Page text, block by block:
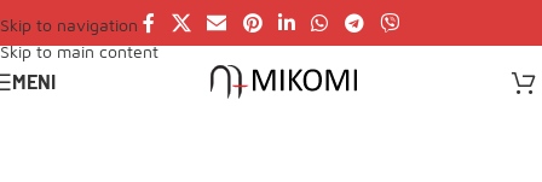
Skip to navigation
Skip to main content
MENI